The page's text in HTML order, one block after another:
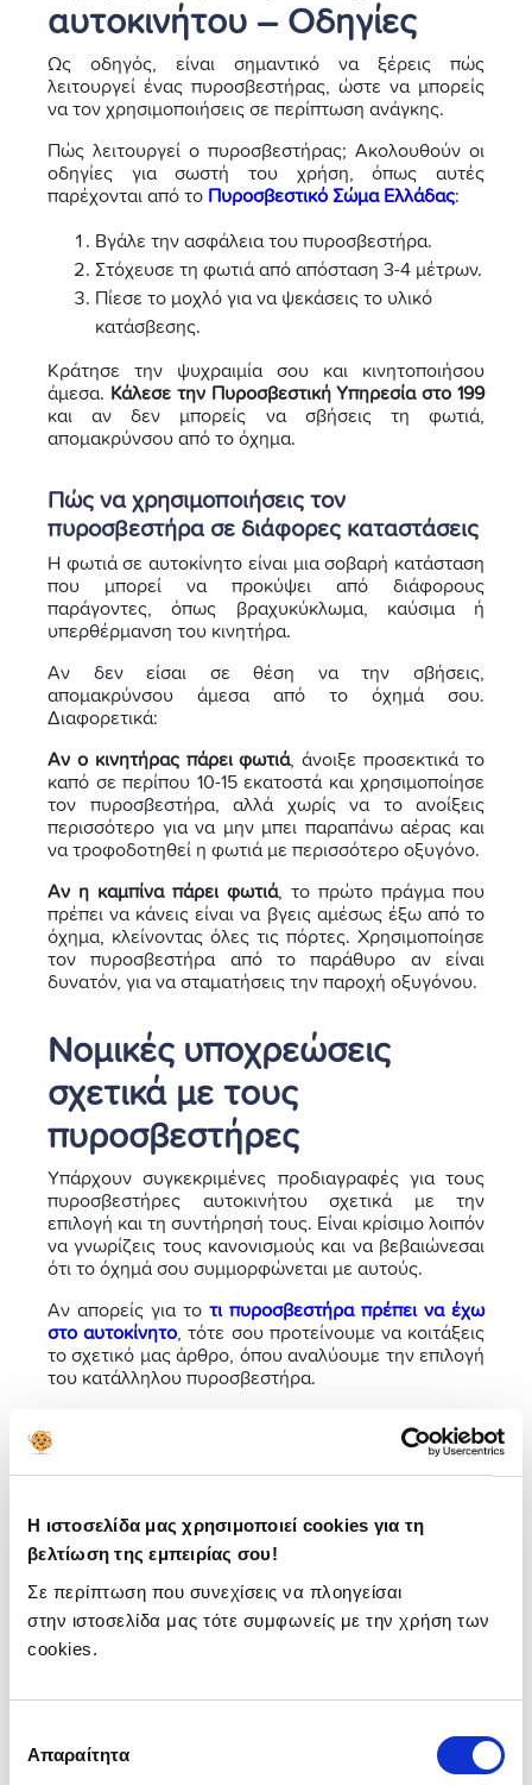
Η ιστοσελίδα μας χρησιμοποιεί cookies για τη
βελτίωση της εμπειρίας σου!
Σε περίπτωση που συνεχίσεις να πλοηγείσαι
στην ιστοσελίδα μας τότε συμφωνείς με την χρήση των
cookies.
συγκατάθεσης
Απαραίτητα
αυτοκινήτου – Οδηγίες
Ως οδηγός, είναι σημαντικό να ξέρεις πώς
λειτουργεί ένας πυροσβεστήρας, ώστε να μπορείς
να τον χρησιμοποιήσεις σε περίπτωση ανάγκης.
Πώς λειτουργεί ο πυροσβεστήρας; Ακολουθούν οι
οδηγίες για σωστή του χρήση, όπως αυτές
παρέχονται από το Πυροσβεστικό Σώμα Ελλάδας:
Βγάλε την ασφάλεια του πυροσβεστήρα.
Στόχευσε τη φωτιά από απόσταση 3-4 μέτρων.
Πίεσε το μοχλό για να ψεκάσεις το υλικό
κατάσβεσης.
Κράτησε την ψυχραιμία σου και κινητοποιήσου
άμεσα. Κάλεσε την Πυροσβεστική Υπηρεσία στο 199
και αν δεν μπορείς να σβήσεις τη φωτιά,
απομακρύνσου από το όχημα.
Πώς να χρησιμοποιήσεις τον
πυροσβεστήρα σε διάφορες καταστάσεις
Η φωτιά σε αυτοκίνητο είναι μια σοβαρή κατάσταση
που μπορεί να προκύψει από διάφορους
παράγοντες, όπως βραχυκύκλωμα, καύσιμα ή
υπερθέρμανση του κινητήρα.
Αν δεν είσαι σε θέση να την σβήσεις,
απομακρύνσου άμεσα από το όχημά σου.
Διαφορετικά:
Αν ο κινητήρας πάρει φωτιά, άνοιξε προσεκτικά το
καπό σε περίπου 10-15 εκατοστά και χρησιμοποίησε
τον πυροσβεστήρα, αλλά χωρίς να το ανοίξεις
περισσότερο για να μην μπει παραπάνω αέρας και
να τροφοδοτηθεί η φωτιά με περισσότερο οξυγόνο.
Αν η καμπίνα πάρει φωτιά, το πρώτο πράγμα που
πρέπει να κάνεις είναι να βγεις αμέσως έξω από το
όχημα, κλείνοντας όλες τις πόρτες. Χρησιμοποίησε
τον πυροσβεστήρα από το παράθυρο αν είναι
δυνατόν, για να σταματήσεις την παροχή οξυγόνου.
Νομικές υποχρεώσεις
σχετικά με τους
πυροσβεστήρες
Υπάρχουν συγκεκριμένες προδιαγραφές για τους
πυροσβεστήρες αυτοκινήτου σχετικά με την
επιλογή και τη συντήρησή τους. Είναι κρίσιμο λοιπόν
να γνωρίζεις τους κανονισμούς και να βεβαιώνεσαι
ότι το όχημά σου συμμορφώνεται με αυτούς.
Αν απορείς για το τι πυροσβεστήρα πρέπει να έχω
στο αυτοκίνητο, τότε σου προτείνουμε να κοιτάξεις
το σχετικό μας άρθρο, όπου αναλύουμε την επιλογή
του κατάλληλου πυροσβεστήρα.
Σύγκρινε τιμές
Έχεις προετοιμαστεί
απαραίτητες πληροφορίες για τη σωστή χρήση
πυροσβεστήρα, ώστε να μπορείς να αντιμετωπίσεις
δυσάρεστες καταστάσεις με ψυχραιμία και σιγουριά.